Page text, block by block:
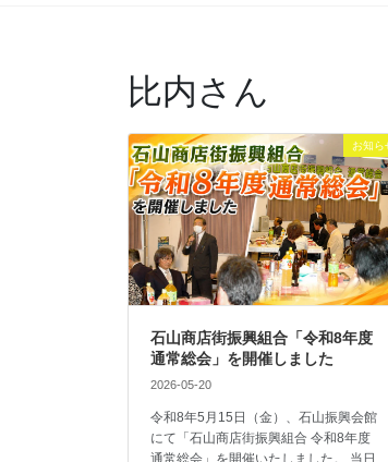
比内さん
お知ら
石山商店街振興組合「令和8年度
通常総会」を開催しました
2026-05-20
令和8年5月15日（金）、石山振興会館
にて「石山商店街振興組合 令和8年度
通常総会」を開催いたしました。 当日